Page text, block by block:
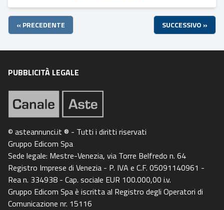
« PRECEDENTE SUCCESSIVO »
PUBBLICITÀ LEGALE
© asteannunci.it ® - Tutti i diritti riservati
Gruppo Edicom Spa
Sede legale: Mestre-Venezia, via Torre Belfredo n. 64
Registro Imprese di Venezia - P. IVA e C.F. 05091140961 -
Rea n. 334938 - Cap. sociale EUR 100.000,00 i.v.
Gruppo Edicom Spa è iscritta al Registro degli Operatori di
Comunicazione nr. 15116